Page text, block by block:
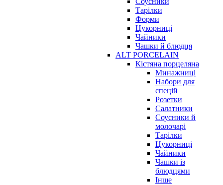
Тарілки
Форми
Цукорниці
Чайники
Чашки й блюдця
ALT PORCELAIN
Кістяна порцеляна
Минажниці
Набори для
спецій
Розетки
Салатники
Соусники й
молочарі
Тарілки
Цукорниці
Чайники
Чашки із
блюдцями
Інше